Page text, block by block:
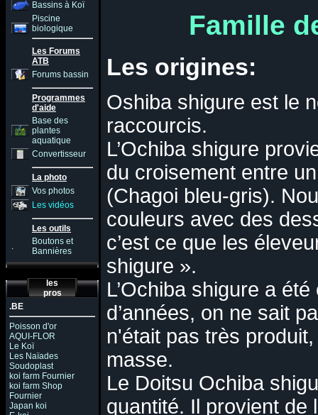
Bassins à Koï
Piscine
biologique
Les Forums
ATB
Forums bassin
Programmes
d'aide
Base des
plantes
aquatique
Convertisseur
La photo
Vos photos
Les vidéos
Les outils
.
Boutons et
Bannières
les
pros
.BE
Poisson d'or
AQUI-FLOR
Le Koï
Les Naïades
Soudoplast
koi farm Fournier
koi farm Shop
Fournier
Japan koi
Famille
Les origines:
Oshiba shigure est le
raccourcis.
L’Ochiba shigure
du croisement entre
(Chagoi bleu-gris).
couleurs avec des
c’est ce que les
shigure ».
L’Ochiba shigure a
d’années, on ne sait
n'était pas très
masse.
Le Doitsu Ochiba
quantité. Il provient de